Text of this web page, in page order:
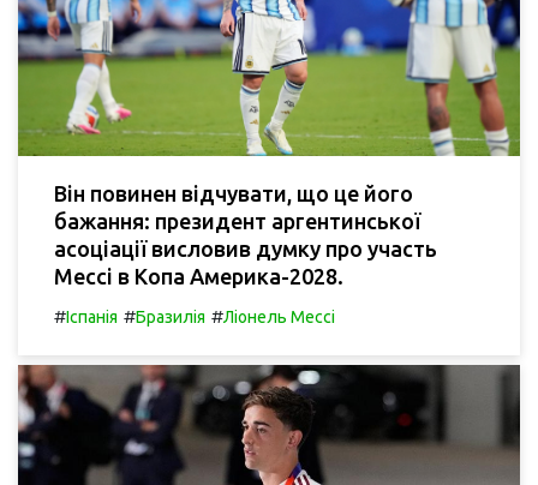
Він повинен відчувати, що це його
бажання: президент аргентинської
асоціації висловив думку про участь
Мессі в Копа Америка-2028.
#Іспанія #Бразилія #Ліонель Мессі